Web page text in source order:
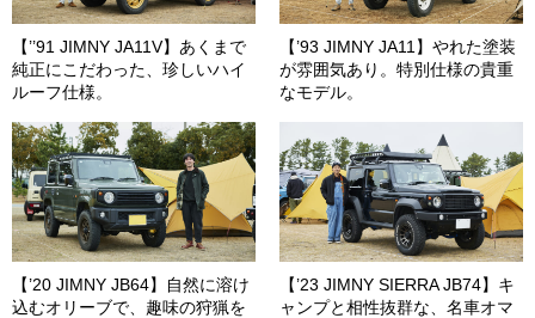
【’’91 JIMNY JA11V】あくまで
純正にこだわった、珍しいハイ
ルーフ仕様。
【’93 JIMNY JA11】やれた塗装
が雰囲気あり。特別仕様の貴重
なモデル。
【’20 JIMNY JB64】自然に溶け
込むオリーブで、趣味の狩猟を
【’23 JIMNY SIERRA JB74】キ
ャンプと相性抜群な、名車オマ